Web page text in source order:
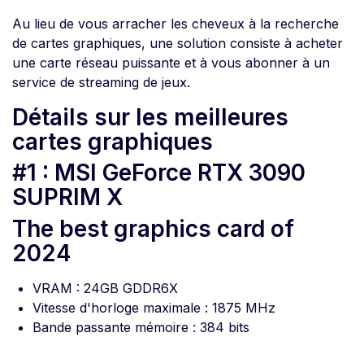
Au lieu de vous arracher les cheveux à la recherche
de cartes graphiques, une solution consiste à acheter
une carte réseau puissante et à vous abonner à un
service de streaming de jeux.
Détails sur les meilleures
cartes graphiques
#1 : MSI GeForce RTX 3090
SUPRIM X
The best graphics card of
2024
VRAM : 24GB GDDR6X
Vitesse d'horloge maximale : 1875 MHz
Bande passante mémoire : 384 bits